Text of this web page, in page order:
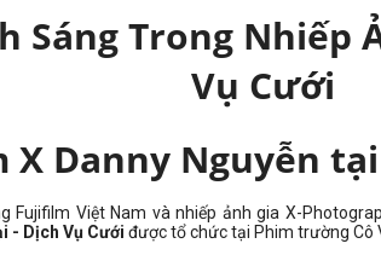
Sáng Trong Nhiếp
Vụ Cưới
Danny Nguyễn
Fujifilm Việt Nam và nhiếp ảnh gia X-
- Dịch Vụ Cưới được tổ chức tại Phim trường Cô